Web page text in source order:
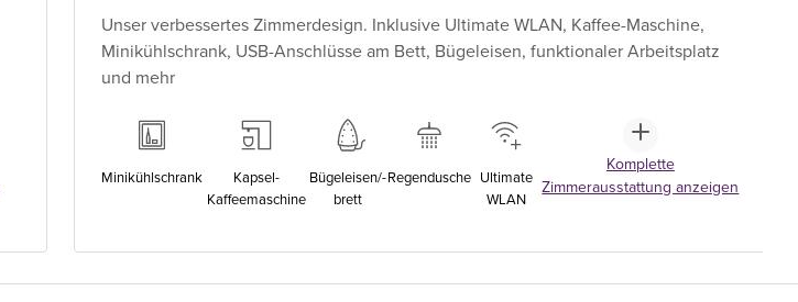
Unser verbessertes Zimmerdesign. Inklusive Ultimate WLAN, Kaffee-Maschine,
Minikühlschrank, USB-Anschlüsse am Bett, Bügeleisen, funktionaler Arbeitsplatz
und mehr
Minikühlschrank
Kapsel-
Kaffeemaschine
Bügeleisen/-
brett
Regendusche Ultimate
WLAN
Komplette
Zimmerausstattung anzeigen